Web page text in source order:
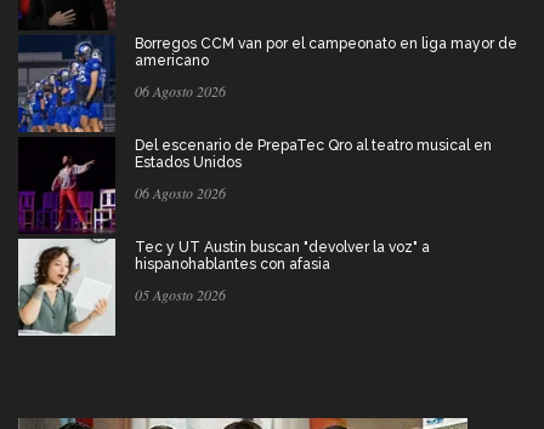
Borregos CCM van por el campeonato en liga mayor de
americano
06 Agosto 2026
Del escenario de PrepaTec Qro al teatro musical en
Estados Unidos
06 Agosto 2026
Tec y UT Austin buscan "devolver la voz" a
hispanohablantes con afasia
05 Agosto 2026